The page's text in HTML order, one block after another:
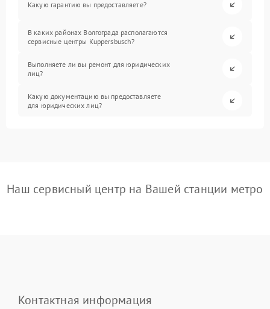
Какую гарантию вы предоставляете?
В каких районах Волгограда располагаются
сервисные центры Kuppersbusch?
Выполняете ли вы ремонт для юридических
лиц?
Какую документацию вы предоставляете
для юридических лиц?
Наш сервисный центр на Вашей станции метро
Контактная информация